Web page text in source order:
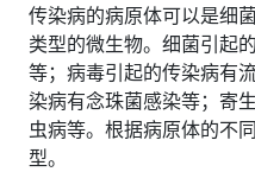
传染病的病原体可以是细
类型的微生物。细菌引起
等；病毒引起的传染病有
染病有念珠菌感染等；寄
虫病等。根据病原体的不
型。